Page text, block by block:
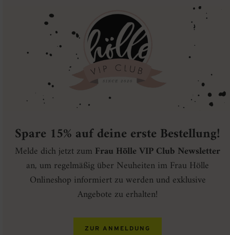
Spare 15% auf deine erste Bestellung!
Melde dich jetzt zum Frau Hölle VIP Club Newsletter
an, um regelmäßig über Neuheiten im Frau Hölle
Onlineshop informiert zu werden und exklusive
Angebote zu erhalten!
ZUR ANMELDUNG